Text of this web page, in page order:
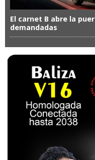
El carnet B abre la
demandadas